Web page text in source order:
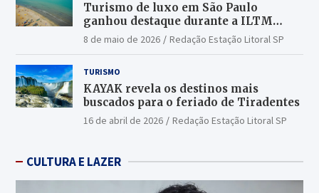
Turismo de luxo em São Paulo
ganhou destaque durante a ILTM
Latin America 2026
8 de maio de 2026 Redação Estação Litoral SP
TURISMO
KAYAK revela os destinos mais
buscados para o feriado de Tiradentes
16 de abril de 2026 Redação Estação Litoral SP
CULTURA E LAZER